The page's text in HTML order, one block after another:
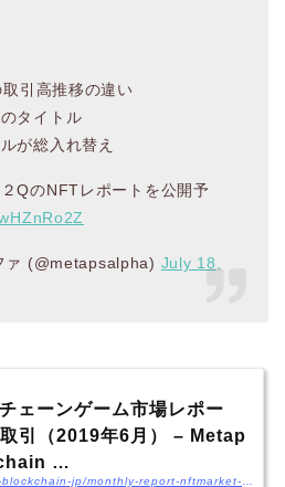
引高推移の違い
タイトル
が総入れ替え
QのNFTレポートを公開予
(@metapsalpha) July 18,
ェーンゲーム市場レポー
取引（2019年6月） – Metap
…